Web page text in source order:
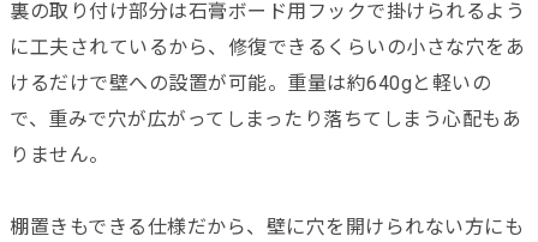
裏の取り付け部分は石膏ボード用フックで掛けられるよう
に工夫されているから、修復できるくらいの小さな穴をあ
けるだけで壁への設置が可能。重量は約640gと軽いの
で、重みで穴が広がってしまったり落ちてしまう心配もあ
りません。
棚置きもできる仕様だから、壁に穴を開けられない方にも